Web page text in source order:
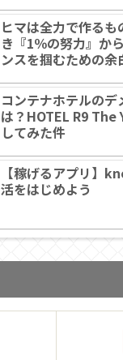
ヒマは全力で作るも
き『1％の努力』か
ンスを掴むための余
コンテナホテルのデ
は？HOTEL R9 The
してみた件
【稼げるアプリ】
活をはじめよう